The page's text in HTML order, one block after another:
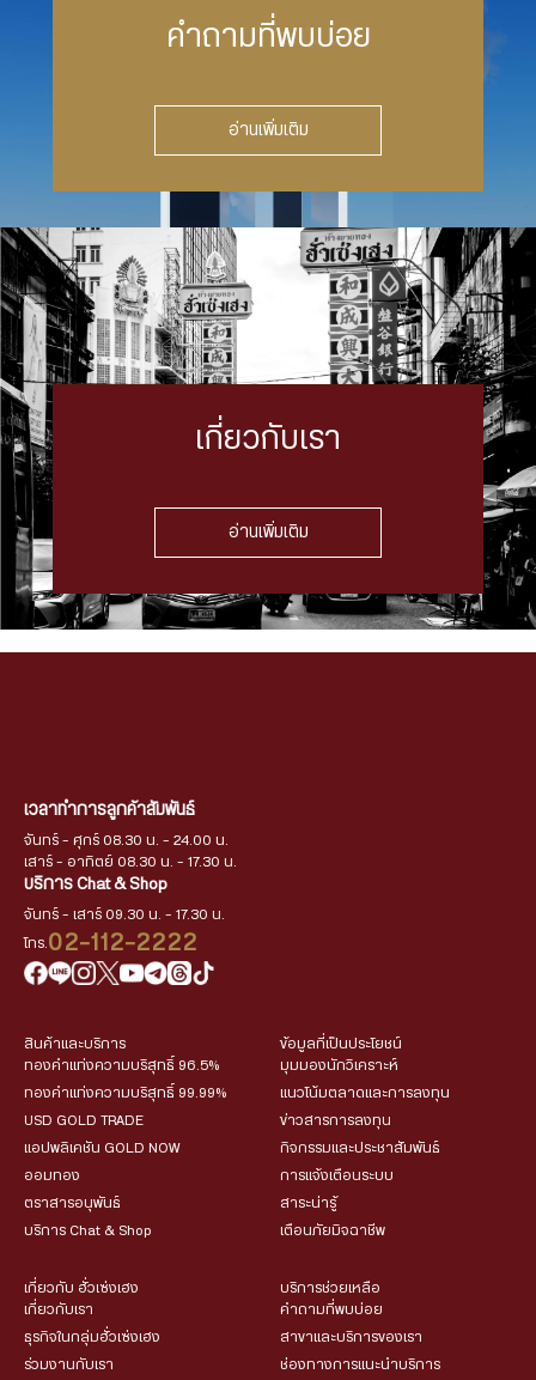
คำถามที่พบบ่อย
อ่านเพิ่มเติม
เกี่ยวกับเรา
อ่านเพิ่มเติม
เวลาทำการลูกค้าสัมพันธ์
จันทร์ - ศุกร์ 08.30 น. - 24.00 น.
เสาร์ - อาทิตย์ 08.30 น. - 17.30 น.
บริการ Chat & Shop
จันทร์ - เสาร์ 09.30 น. - 17.30 น.
โทร. 02-112-2222
สินค้าและบริการ
ทองคำแท่งความบริสุทธิ์ 96.5%
ทองคำแท่งความบริสุทธิ์ 99.99%
USD GOLD TRADE
แอปพลิเคชัน GOLD NOW
ออมทอง
ตราสารอนุพันธ์
บริการ Chat & Shop
ข้อมูลที่เป็นประโยชน์
มุมมองนักวิเคราะห์
แนวโน้มตลาดและการลงทุน
ข่าวสารการลงทุน
กิจกรรมและประชาสัมพันธ์
การแจ้งเตือนระบบ
สาระน่ารู้
เตือนภัยมิจฉาชีพ
เกี่ยวกับ ฮั่วเซ่งเฮง
เกี่ยวกับเรา
ธุรกิจในกลุ่มฮั่วเซ่งเฮง
ร่วมงานกับเรา
บริการช่วยเหลือ
คำถามที่พบบ่อย
สาขาและบริการของเรา
ช่องทางการแนะนำบริการ